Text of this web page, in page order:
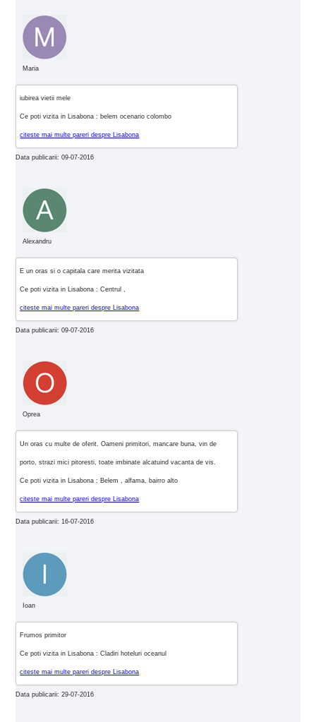
Maria
iubirea vietii mele
Ce poti vizita in Lisabona : belem ocenario colombo
citeste mai multe pareri despre Lisabona
Data publicarii: 09-07-2016
Alexandru
E un oras si o capitala care merita vizitata
Ce poti vizita in Lisabona : Centrul ,
citeste mai multe pareri despre Lisabona
Data publicarii: 09-07-2016
Oprea
Un oras cu multe de oferit. Oameni primitori, mancare buna, vin de
porto, strazi mici pitoresti, toate imbinate alcatuind vacanta de vis.
Ce poti vizita in Lisabona : Belem , alfama, bairro alto
citeste mai multe pareri despre Lisabona
Data publicarii: 16-07-2016
Ioan
Frumos primitor
Ce poti vizita in Lisabona : Cladiri hoteluri oceanul
citeste mai multe pareri despre Lisabona
Data publicarii: 29-07-2016